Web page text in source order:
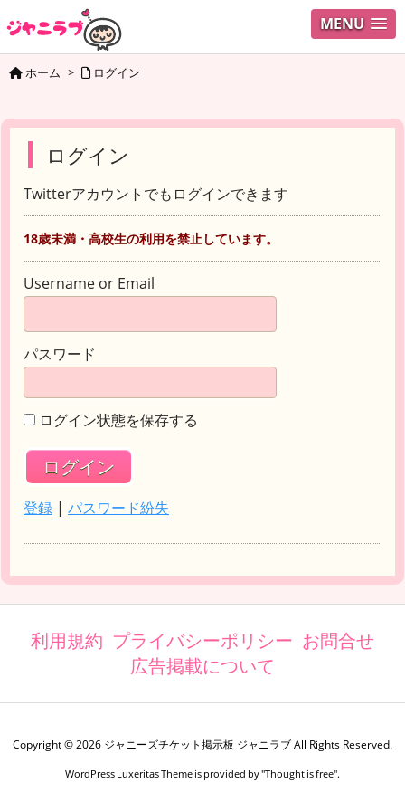
MENU
ホーム > ログイン
ログイン
Twitterアカウントでもログインできます
18歳未満・高校生の利用を禁止しています。
Username or Email
パスワード
ログイン状態を保存する
登録 | パスワード紛失
利用規約 プライバシーポリシー お問合せ
広告掲載について
Copyright ©2026 ジャニーズチケット掲示板 ジャニラブAll Rights Reserved.
WordPress Luxeritas Theme is provided by "Thought is free".